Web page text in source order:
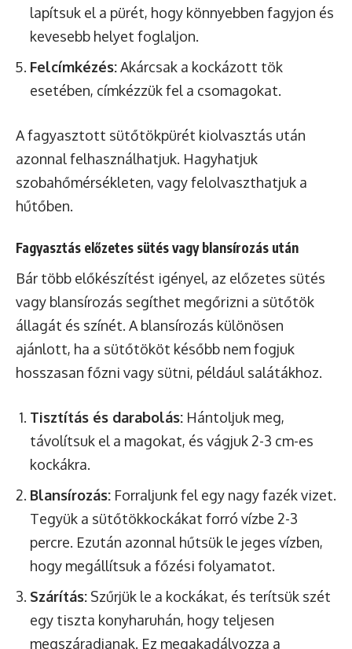
lapítsuk el a pürét, hogy könnyebben fagyjon és
kevesebb helyet foglaljon.
Felcímkézés:Akárcsak a kockázott tök
esetében, címkézzük fel a csomagokat.
A fagyasztott sütőtökpürét kiolvasztás után
azonnal felhasználhatjuk. Hagyhatjuk
szobahőmérsékleten, vagy felolvaszthatjuk a
hűtőben.
Fagyasztás előzetes sütés vagy blansírozás után
Bár több előkészítést igényel, az előzetes sütés
vagy blansírozás segíthet megőrizni a sütőtök
állagát és színét. A blansírozás különösen
ajánlott, ha a sütőtököt később nem fogjuk
hosszasan főzni vagy sütni, például salátákhoz.
Tisztítás és darabolás: Hántoljuk meg,
távolítsuk el a magokat, és vágjuk 2-3 cm-es
kockákra.
Blansírozás: Forraljunk fel egy nagy fazék vizet.
Tegyük a sütőtökkockákat forró vízbe 2-3
percre. Ezután azonnal hűtsük le jeges vízben,
hogy megállítsuk a főzési folyamatot.
Szárítás: Szűrjük le a kockákat, és terítsük szét
egy tiszta konyharuhán, hogy teljesen
megszáradjanak. Ez megakadályozza a